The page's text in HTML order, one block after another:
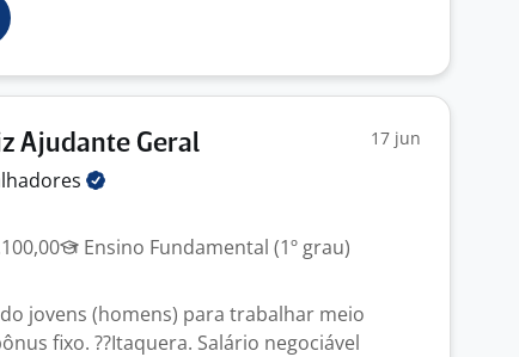
Ajudante Geral 17 jun
Ensino Fundamental (1º grau)
jovens (homens) para trabalhar meio
fixo. ??Itaquera. Salário negociável